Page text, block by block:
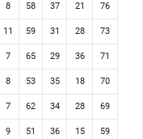
8 58 37 21 76
11 59 31 28 73
7 65 29 36 71
8 53 35 18 70
7 62 34 28 69
9 51 36 15 59